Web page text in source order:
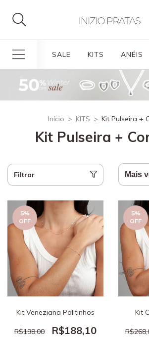
SALE KITS ANÉIS
Início > KITS > Kit Pulseira +
Kit Pulseira +
Filtrar
5%
OFF
Kit Veneziana Palitinhos
R$198,00 R$188,10
5%
OFF
Kit